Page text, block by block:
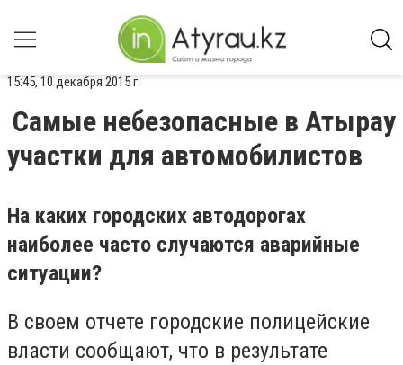
15:45, 10 декабря 2015 г.
Самые небезопасные в Атырау
участки для автомобилистов
На каких городских автодорогах
наиболее часто случаются аварийные
ситуации?
В своем отчете городские полицейские
власти сообщают, что в результате